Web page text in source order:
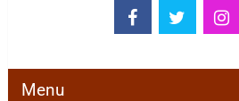
Menu